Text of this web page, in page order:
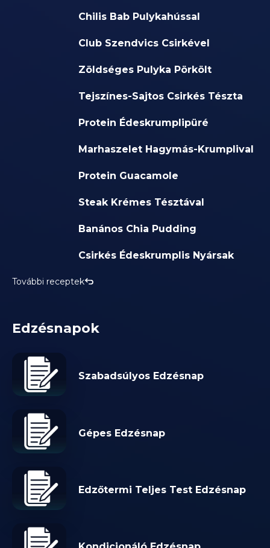
Chilis Bab Pulykahússal
Club Szendvics Csirkével
Zöldséges Pulyka Pörkölt
Tejszínes-Sajtos Csirkés Tészta
Protein Édeskrumplipüré
Marhaszelet Hagymás-Krumplival
Protein Guacamole
Steak Krémes Tésztával
Banános Chia Pudding
Csirkés Édeskrumplis Nyársak
További receptek
Edzésnapok
Szabadsúlyos Edzésnap
Gépes Edzésnap
Edzőtermi Teljes Test Edzésnap